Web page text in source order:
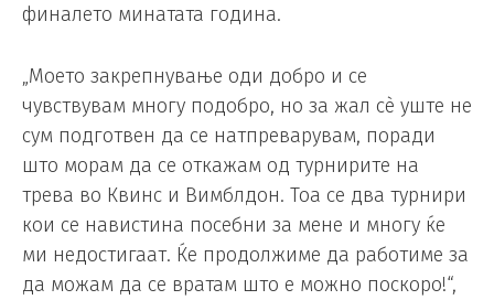
финалето минатата година.
„Моето закрепнување оди добро и се
чувствувам многу подобро, но за жал сè уште не
сум подготвен да се натпреварувам, поради
што морам да се откажам од турнирите на
трева во Квинс и Вимблдон. Тоа се два турнири
кои се навистина посебни за мене и многу ќе
ми недостигаат. Ќе продолжиме да работиме за
да можам да се вратам што е можно поскоро!“,